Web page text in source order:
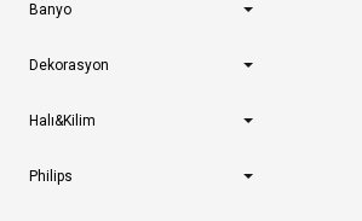
Banyo
Dekorasyon
Halı&Kilim
Philips